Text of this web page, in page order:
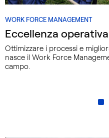
WORK FORCE MANAGEMENT
Eccellenza operativa
Ottimizzare i processi e
nasce il Work Force
campo.